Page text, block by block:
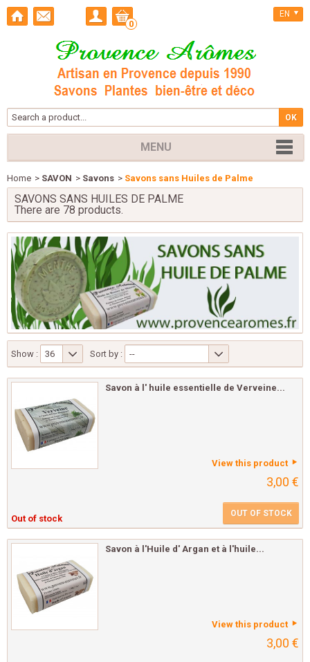
0
EN
MENU
Home > SAVON > Savons > Savons sans Huiles de Palme
SAVONS SANS HUILES DE PALME
There are 78 products.
Show : 36 Sort by : --
Savon à l' huile essentielle de Verveine...
View this product
3,00 €
Out of stock OUT OF STOCK
Savon à l'Huile d' Argan et à l'huile...
View this product
3,00 €